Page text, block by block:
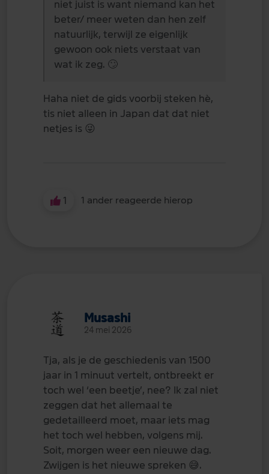
niet juist is want niemand kan het
beter/ meer weten dan hen zelf
natuurlijk, terwijl ze eigenlijk
gewoon ook niets verstaat van
wat ik zeg. 🙄
Haha niet de gids voorbij steken hè,
tis niet alleen in Japan dat dat niet
netjes is 😜
1 1 ander reageerde hierop
Musashi
24 mei 2026
Tja, als je de geschiedenis van 1500
jaar in 1 minuut vertelt, ontbreekt er
toch wel ‘een beetje’, nee? Ik zal niet
zeggen dat het allemaal te
gedetailleerd moet, maar iets mag
het toch wel hebben, volgens mij.
Soit, morgen weer een nieuwe dag.
Zwijgen is het nieuwe spreken 😅.